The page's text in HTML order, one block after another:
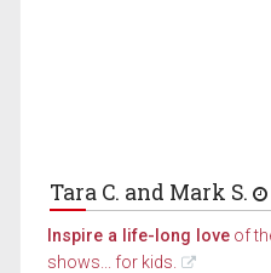
Tara C. and Mark S.
Inspire a life-long love of
shows... for kids.